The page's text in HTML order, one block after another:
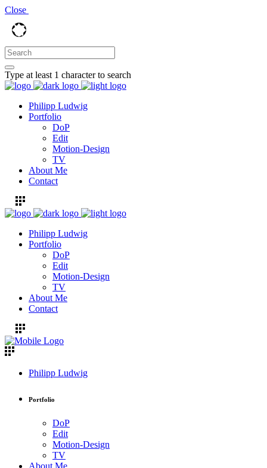
Close
Type at least 1 character to search
Philipp Ludwig
Portfolio
DoP
Edit
Motion-Design
TV
About Me
Contact
Philipp Ludwig
Portfolio
DoP
Edit
Motion-Design
TV
About Me
Contact
Philipp Ludwig
Portfolio
DoP
Edit
Motion-Design
TV
About Me